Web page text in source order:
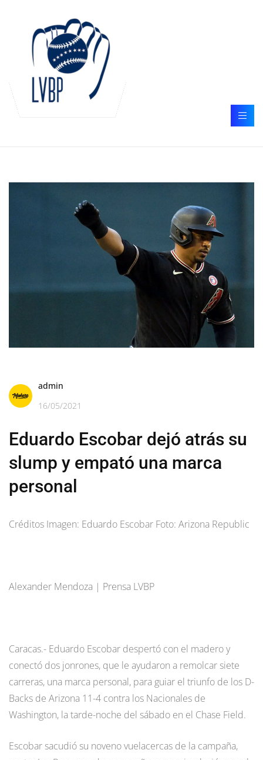
admin
16/05/2021
Eduardo Escobar dejó atrás su
slump y empató una marca
personal
Créditos Imagen: Eduardo Escobar Foto: Arizona Republic
Alexander Mendoza | Prensa LVBP
Caracas.- Eduardo Escobar despertó con el madero y
conectó dos jonrones, que le ayudaron a remolcar siete
carreras, una marca personal, para guiar el triunfo de los D-
Backs de Arizona 11-4 contra los Nacionales de
Washington, la tarde-noche del sábado en el Chase Field.
Escobar sacudió su noveno vuelacercas de la campaña,